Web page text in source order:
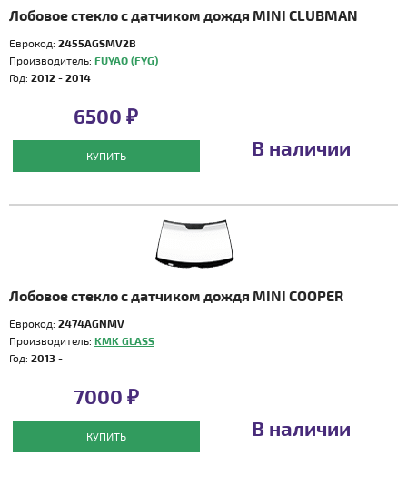
Лобовое стекло с датчиком дождя MINI CLUBMAN
Еврокод: 2455AGSMV2B
Производитель: FUYAO (FYG)
Год: 2012 - 2014
6500 ₽
КУПИТЬ В наличии
Лобовое стекло с датчиком дождя MINI COOPER
Еврокод: 2474AGNMV
Производитель: KMK GLASS
Год: 2013 -
7000 ₽
КУПИТЬ В наличии